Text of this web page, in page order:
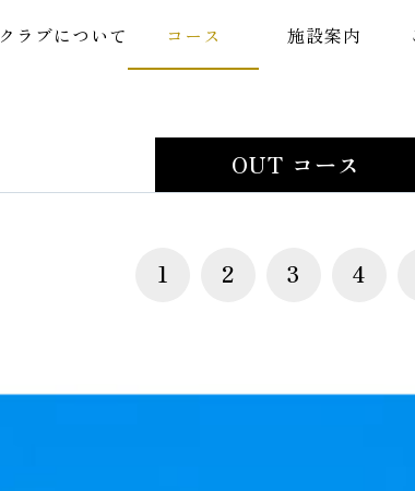
クラブについて コース 施設案内
OUT コース
1 2 3 4